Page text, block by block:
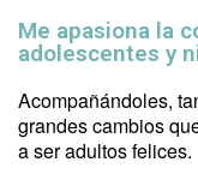
Me apasiona la
adolescentes y
Acompañándoles,
grandes cambios
a ser adultos felices.